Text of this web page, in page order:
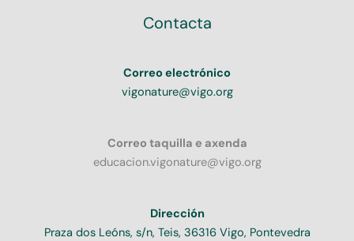
Contacta
Correo electrónico
vigonature@vigo.org
Correo taquilla e axenda
educacion.vigonature@vigo.org
Dirección
Praza dos Leóns, s/n, Teis, 36316 Vigo, Pontevedra